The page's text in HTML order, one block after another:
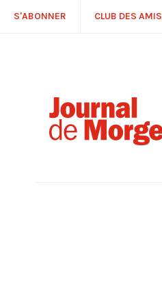
S'ABONNER CLUB DES AMIS